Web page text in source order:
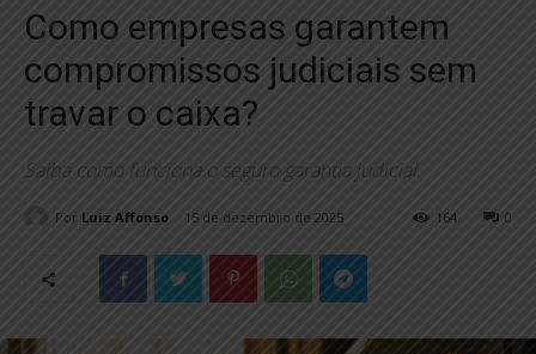
Como empresas garantem
compromissos judiciais sem
travar o caixa?
Saiba como funciona o seguro garantia judicial.
Por Luiz Affonso 15 de dezembro de 2025 0
164